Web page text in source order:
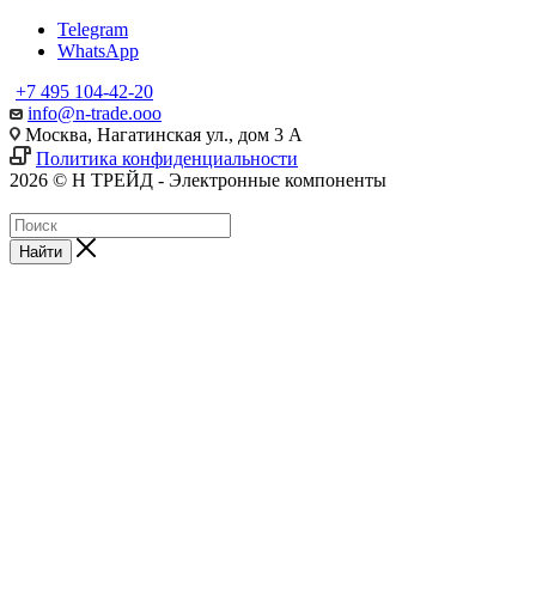
Telegram
WhatsApp
+7 495 104-42-20
info@n-trade.ooo
Москва, Нагатинская ул., дом 3 А
Политика конфиденциальности
2026 © Н ТРЕЙД - Электронные компоненты
Найти